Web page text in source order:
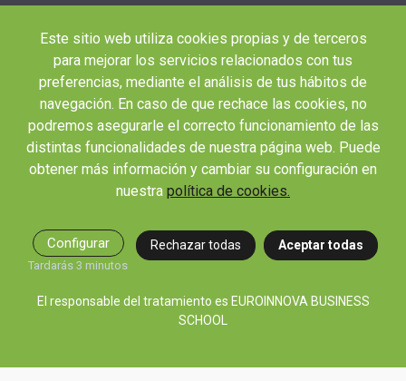
Webinars y podcast
Revista Innovación Educativa
Contexto Educativo
Desistir contrato aquí
Este sitio web utiliza cookies propias y de terceros
para mejorar los servicios relacionados con tus
preferencias, mediante el análisis de tus hábitos de
navegación. En caso de que rechace las cookies, no
podremos asegurarle el correcto funcionamiento de las
distintas funcionalidades de nuestra página web. Puede
obtener más información y cambiar su configuración en
nuestra política de cookies.
Configurar
Tardarás 3 minutos
Rechazar todas Aceptar todas
El responsable del tratamiento es EUROINNOVA BUSINESS
SCHOOL